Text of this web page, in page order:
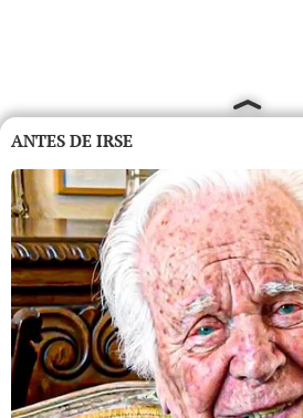
ANTES DE IRSE